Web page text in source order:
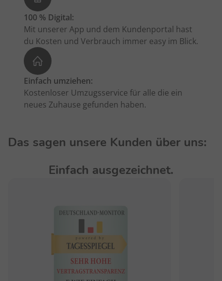
100 % Digital:
Mit unserer App und dem Kundenportal hast
du Kosten und Verbrauch immer easy im Blick.
Einfach umziehen:
Kostenloser Umzugsservice für alle die ein
neues Zuhause gefunden haben.
Das sagen unsere Kunden über uns:
Einfach ausgezeichnet.